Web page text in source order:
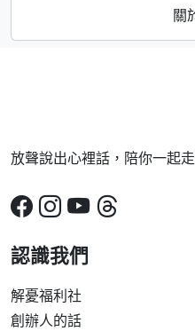
關
放聲說出心裡話，陪你一起
認識我們
解憂福利社
創辦人的話